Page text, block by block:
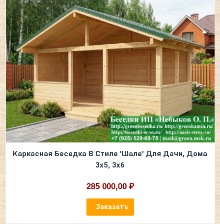
Каркасная Беседка В Стиле 'Шале' Для Дачи, Дома
3х5, 3х6
285 000,00 ₽
Заказать